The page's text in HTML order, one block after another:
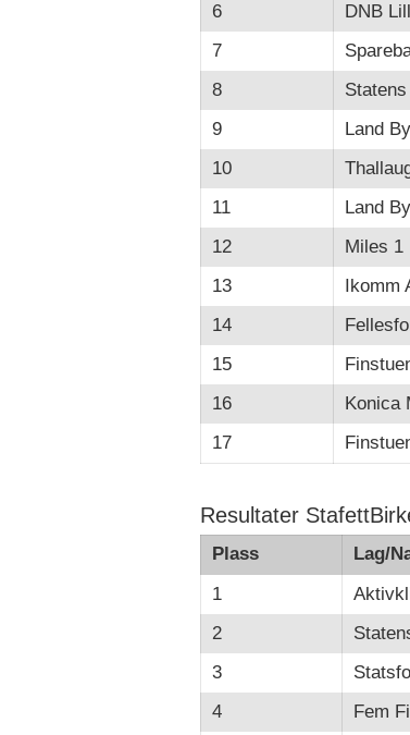
6
DNB
7
8
9
Land
10
11
Land
12
Miles 1
13
Ikomm
14
15
16
Konica
17
Resultater
Plass Lag/
1
2
3
4
Fem